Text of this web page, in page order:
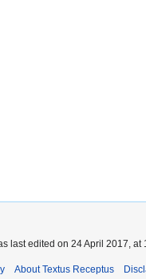
last edited on 24 April 2017, at
About Textus Receptus